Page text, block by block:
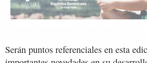
Serán puntos referenciales en esta